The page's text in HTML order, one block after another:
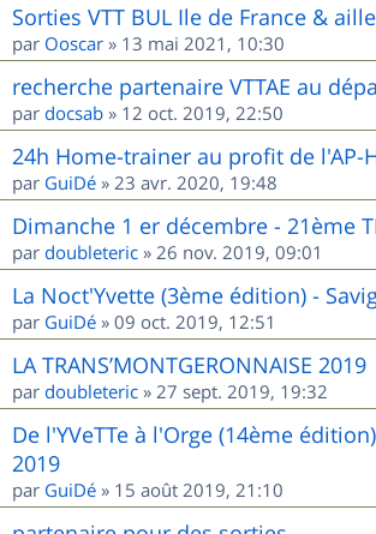
Sorties VTT BUL Ile de France &
par Ooscar » 13 mai 2021, 10:30
recherche partenaire VTTAE au
par docsab » 12 oct. 2019, 22:50
24h Home-trainer au profit de l'AP-
par GuiDé » 23 avr. 2020, 19:48
Dimanche 1 er décembre - 21ème
par doubleteric » 26 nov. 2019, 09:01
La Noct'Yvette (3ème édition) -
par GuiDé » 09 oct. 2019, 12:51
LA TRANS’MONTGERONNAISE 2019
par doubleteric » 27 sept. 2019, 19:32
De l'YVeTTe à l'Orge (14ème
2019
par GuiDé » 15 août 2019, 21:10